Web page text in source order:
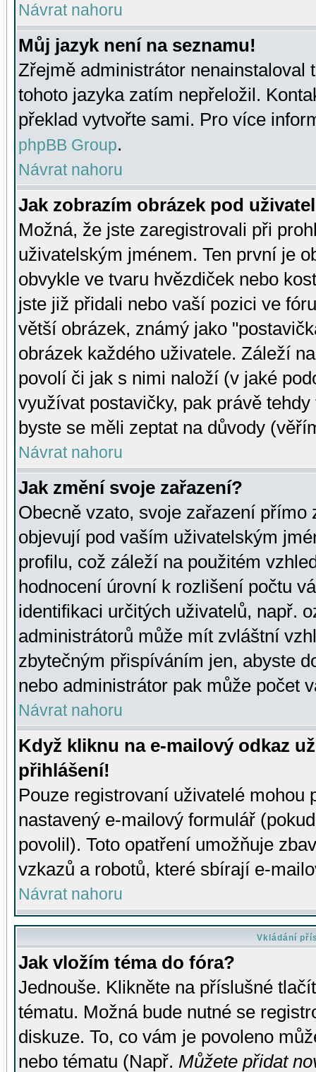
Návrat nahoru
Můj jazyk není na seznamu!
Zřejmě administrátor nenainstaloval
tohoto jazyka zatím nepřeložil.
překlad vytvořte sami. Pro více
phpBB Group.
Návrat nahoru
Jak zobrazím obrázek pod
Možná, že jste zaregistrovali při
uživatelským jménem. Ten první je
obvykle ve tvaru hvězdiček nebo
jste již přidali nebo vaší pozici ve
větší obrázek, známý jako
obrázek každého uživatele. Záleží
povolí či jak s nimi naloží (v jaké
využívat postavičky, pak právě
byste se měli zeptat na důvody
Návrat nahoru
Jak změní svoje zařazení?
Obecně vzato, svoje zařazení přímo
objevují pod vaším uživatelským
profilu, což záleží na použitém
hodnocení úrovní k rozlišení počtu
identifikaci určitých uživatelů, např.
administrátorů může mít zvláštní
zbytečným přispíváním jen, abyste
nebo administrátor pak může počet
Návrat nahoru
Když kliknu na e-mailový odkaz
přihlášení!
Pouze registrovaní uživatelé mohou
nastavený e-mailový formulář
povolil). Toto opatření umožňuje
vzkazů a robotů, které sbírají e-
Návrat nahoru
Vkládání
Jak vložím téma do fóra?
Jednouše. Klikněte na příslušné
tématu. Možná bude nutné se
diskuze. To, co vám je povoleno
nebo tématu (Např. Můžete přidat